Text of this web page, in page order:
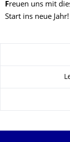
Freuen uns mit
Start ins neue Jahr!